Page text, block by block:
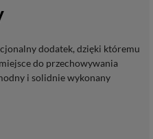
dodatek, dzięki któremu
do przechowywania
i solidnie wykonany